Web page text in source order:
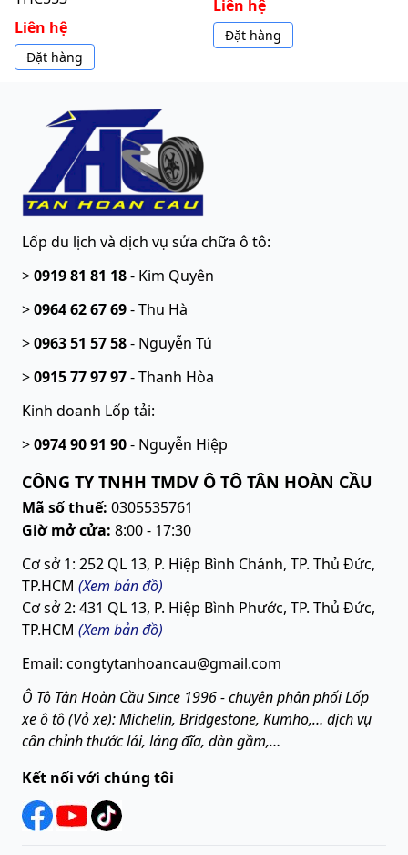
Liên hệ
Đặt hàng
Liên hệ
Đặt hàng
Lốp du lịch và dịch vụ sửa chữa ô tô:
>0919 81 81 18- Kim Quyên
>0964 62 67 69-Thu Hà
>0963 51 57 58- Nguyễn Tú
>0915 77 97 97-Thanh Hòa
Kinh doanh Lốp tải:
>0974 90 91 90- Nguyễn Hiệp
CÔNG TY TNHH TMDV Ô TÔ TÂN HOÀN CẦU
Mã số thuế: 0305535761
Giờ mở cửa: 8:00 - 17:30
Cơ sở 1: 252 QL 13, P. Hiệp Bình Chánh, TP. Thủ Đức,
TP.HCM (Xem bản đồ)
Cơ sở 2: 431 QL 13, P. Hiệp Bình Phước, TP. Thủ Đức,
TP.HCM (Xem bản đồ)
Email: congtytanhoancau@gmail.com
Ô Tô Tân Hoàn Cầu Since 1996 - chuyên phân phối Lốp
xe ô tô (Vỏ xe): Michelin, Bridgestone, Kumho,… dịch vụ
cân chỉnh thước lái, láng đĩa, dàn gầm,…
Kết nối với chúng tôi